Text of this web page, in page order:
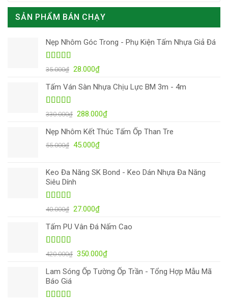
SẢN PHẨM BÁN CHẠY
Nẹp Nhôm Góc Trong - Phụ Kiện Tấm Nhựa Giả Đá
Được xếp
4.87
sao
35.000₫ Giá
là:
28.000₫Giá
tại
28.000₫.
Tấm Ván Sàn Nhựa Chịu Lực BM 3m - 4m
Được xếp
4.93
sao
330.000₫ Giá
là:
330.000₫.
288.000₫Giá
tại
Nẹp Nhôm Kết Thúc Tấm Ốp Than Tre
55.000₫ Giá
55.000₫.
45.000₫Giá
là:
Keo Đa Năng SK Bond - Keo Dán Nhựa Đa Năng
Siêu Dính
Được xếp
4.98
sao
40.000₫ Giá
là:
27.000₫Giá
tại
27.000₫.
Tấm PU Vân Đá Nấm Cao
Được xếp
5.00
sao
420.000₫ Giá
là:
350.000₫Giá
tại
Lam Sóng Ốp Tường Ốp Trần - Tổng Hợp Mẫu Mã
Báo Giá